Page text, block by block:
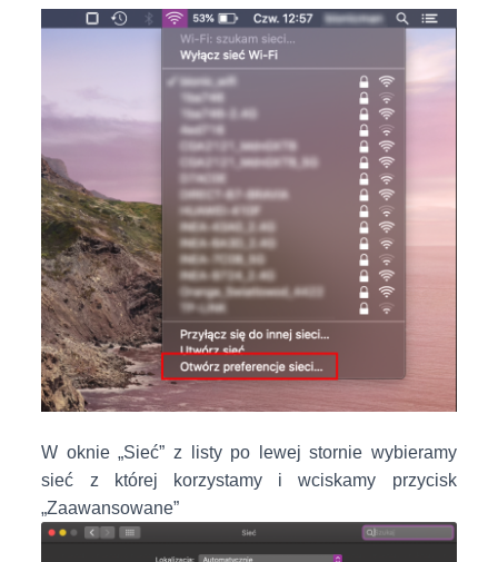
W oknie „Sieć” z listy po lewej stornie wybieramy
sieć z której korzystamy i wciskamy przycisk
„Zaawansowane”